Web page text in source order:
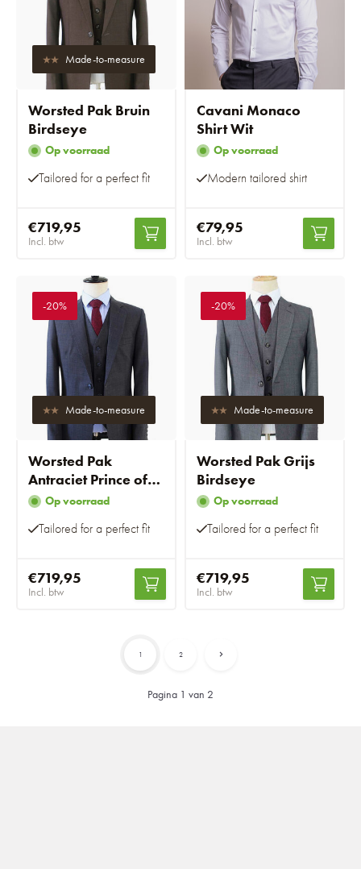
Made-to-measure
Worsted Pak Bruin
Birdseye
Op voorraad
Tailored for a perfect fit
€719,95
Incl. btw
Cavani Monaco
Shirt Wit
Op voorraad
Modern tailored shirt
€79,95
Incl. btw
-20%
Made-to-measure
Worsted Pak
Antraciet Prince of
Wales
Op voorraad
Tailored for a perfect fit
€719,95
Incl. btw
-20%
Made-to-measure
Worsted Pak Grijs
Birdseye
Op voorraad
Tailored for a perfect fit
€719,95
Incl. btw
Pagina 1 van 2
1 2